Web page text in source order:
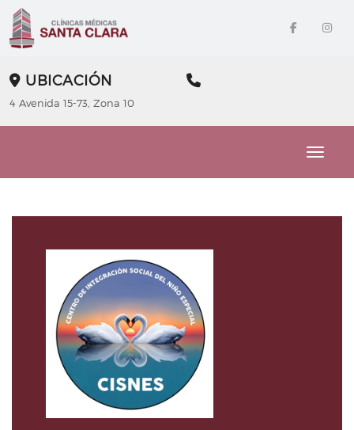
UBICACIÓN
4 Avenida 15-73, Zona 10